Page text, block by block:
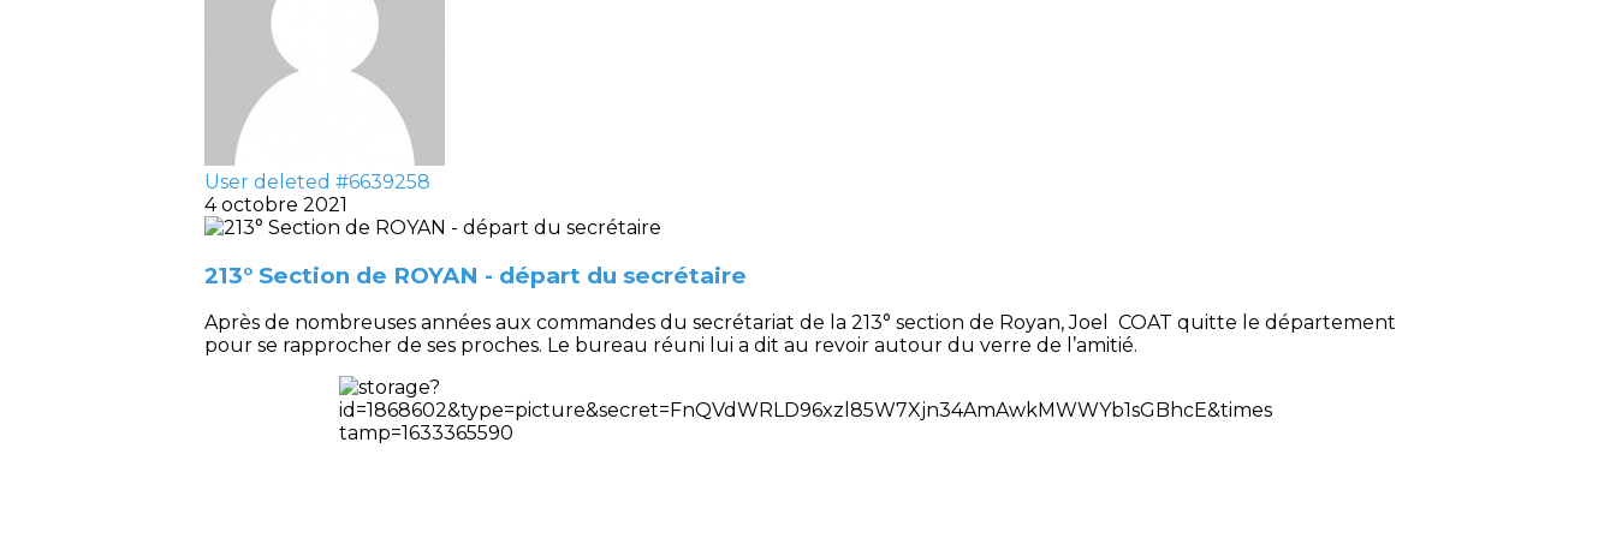
User deleted #6639258
4 octobre 2021
213° Section de ROYAN - départ du secrétaire
Après de nombreuses années aux commandes du secrétariat de la 213° section de Royan, Joel COAT quitte le département
pour se rapprocher de ses proches. Le bureau réuni lui a dit au revoir autour du verre de l’amitié.